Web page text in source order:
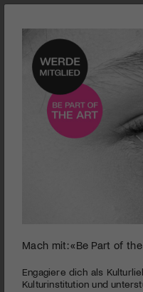
seconds
minutes,
Galerie Vayhinger | Die
PUBLIZIERT AM 4.
Mach mit: «Be Part of
Engagiere dich als
Kulturinstitution und